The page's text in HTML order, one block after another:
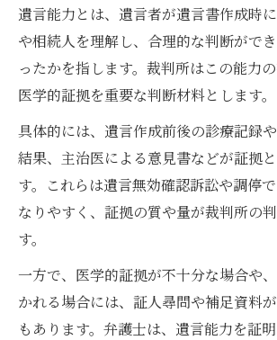
遺言能力とは、遺言者が遺言書作成時
や相続人を理解し、合理的な判断がで
ったかを指します。裁判所はこの能力の
医学的証拠を重要な判断材料とします。
具体的には、遺言作成前後の診療記録
結果、主治医による意見書などが証拠
す。これらは遺言無効確認訴訟や調停
なりやすく、証拠の質や量が裁判所の
す。
一方で、医学的証拠が不十分な場合や
かれる場合には、証人尋問や補足資料
もあります。弁護士は、遺言能力を証